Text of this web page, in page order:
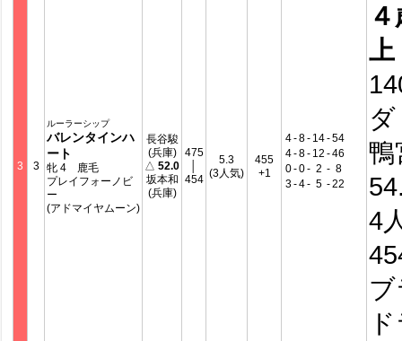
3 3
ルーラーシップ
バレンタインハ
ート
牝 4 鹿毛
プレイフォーノビ
ー
(アドマイヤムーン)
長谷駿
(兵庫)
△ 52.0
坂本和
(兵庫)
475
454
5.3
(3人気)
455
+1
4-8- 14-54
4-8- 12 -46
0-0- 2 - 8
3-4- 5 -22
上
4